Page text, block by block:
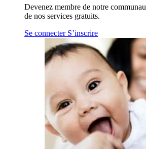
Devenez membre de notre
de nos services gratuits.
Se connecter S’inscrire